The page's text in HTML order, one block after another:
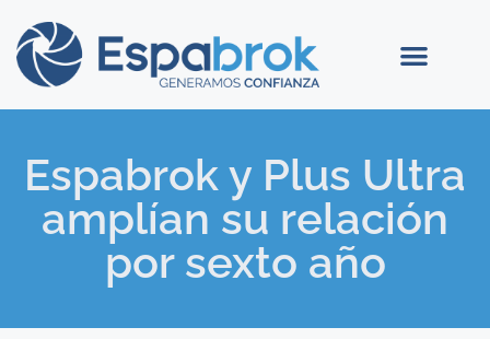
Espabrok y Plus Ultra
amplían su relación
por sexto año